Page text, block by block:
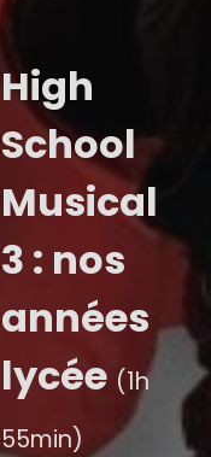
High
School
Musical
3 : nos
années
lycée (1h
55min)